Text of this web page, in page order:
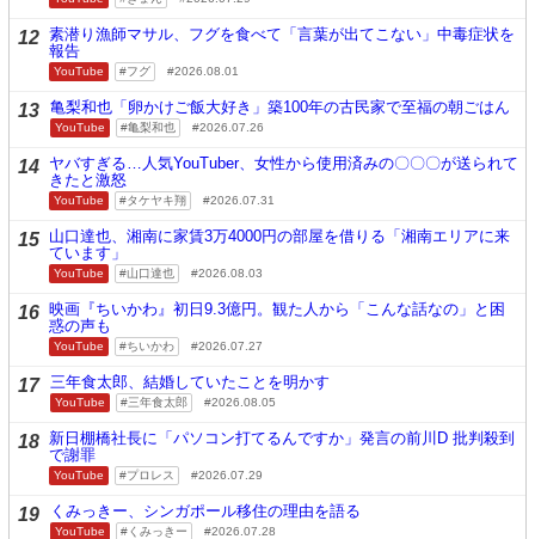
12 素潜り漁師マサル、フグを食べて「言葉が出てこない」中毒症状を
報告
YouTube フグ 2026.08.01
13 亀梨和也「卵かけご飯大好き」築100年の古民家で至福の朝ごはん
YouTube 亀梨和也 2026.07.26
14 ヤバすぎる…人気YouTuber、女性から使用済みの〇〇〇が送られて
きたと激怒
YouTube タケヤキ翔 2026.07.31
15 山口達也、湘南に家賃3万4000円の部屋を借りる「湘南エリアに来
ています」
YouTube 山口達也 2026.08.03
16 映画『ちいかわ』初日9.3億円。観た人から「こんな話なの」と困
惑の声も
YouTube ちいかわ 2026.07.27
17 三年食太郎、結婚していたことを明かす
YouTube 三年食太郎 2026.08.05
18 新日棚橋社長に「パソコン打てるんですか」発言の前川D 批判殺到
で謝罪
YouTube プロレス 2026.07.29
19 くみっきー、シンガポール移住の理由を語る
YouTube くみっきー 2026.07.28